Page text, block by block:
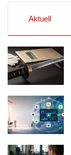
Aktuell